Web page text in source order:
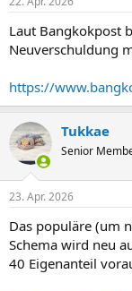
Laut Bangkokpost
Neuverschuldung
https://
Tukkae
Senior
23. Apr. 2026
Das populäre (um
Schema wird neu
40 Eigenanteil